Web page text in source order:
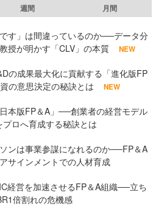
週間 月間
す」は間違っているのか──データ分
授が明かす「CLV」の本質
NEW
の成果最大化に貢献する「進化版FP
の意思決定の秘訣とは
NEW
本版FP＆A」──創業者の経営モデル
ロへ育成する秘訣とは
ンは事業参謀になれるのか──FP＆A
サインメントでの人材育成
経営を加速させるFP＆A組織──立ち
倍割れの危機感